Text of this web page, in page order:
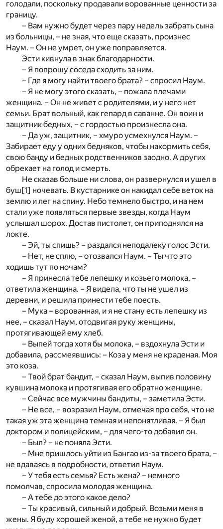
голодали, поскольку продавали ворованные ценности за
границу.
– Вам нужно будет через пару недель забрать сына
из больницы, – не зная, что еще сказать, произнес
Наум. – Он не умрет, он уже поправляется.
Эсти кивнула в знак благодарности.
– Я попрошу соседа сходить за ним.
– Где я могу найти твоего брата? – спросил Наум.
– Я не могу этого сказать, – пожала плечами
женщина. – Он не живет с родителями, и у него нет
семьи. Брат вольный, как гепард в саванне. Он воин и
защитник бедных, – с гордостью произнесла она.
– Да уж, защитник, – хмуро усмехнулся Наум. –
Забирает еду у одних бедняков, чтобы накормить себя,
свою банду и бедных родственников заодно. А других
обрекает на голод и смерть.
Не сказав больше ни слова, он развернулся и ушел в
буш[1] ночевать. В кустарнике он накидал себе веток на
землю и лег на спину. Небо темнело быстро, и на нем
стали уже появляться первые звезды, когда Наум
услышал шорох. Достав пистолет, он приподнялся на
локте.
– Эй, ты спишь? – раздался неподалеку голос Эсти.
– Нет, не сплю, – отозвался Наум. – Ты что это
ходишь тут по ночам?
– Я принесла тебе лепешку и козьего молока, –
ответила женщина. – Я видела, что ты не ушел из
деревни, и решила принести тебе поесть.
– Мука – ворованная, и я не стану есть лепешку из
нее, – сказал Наум, отодвигая руку женщины,
протягивающей ему хлеб.
– Выпей тогда хотя бы молока, – вздохнула Эсти и
добавила, рассмеявшись: – Коза у меня не краденая. Моя
это коза.
– Твой брат бандит, – сказал Наум, выпив половину
кувшина молока и протягивая его обратно женщине.
– Сейчас все мужчины бандиты, – заметила Эсти.
– Не все, – возразил Наум, отмечая про себя, что не
такая уж эта женщина темная и непонятливая. – Я был
доктором и полицейским, – для чего-то добавил он.
– Был? – не поняла Эсти.
– Мне пришлось уйти из Бангао из-за твоего брата, –
не вдаваясь в подробности, ответил Наум.
– У тебя есть семья? Есть жена? – немного
помолчав, спросила молодая женщина.
– А тебе до этого какое дело?
– Ты красивый, сильный и добрый. Возьми меня в
жены. Я буду хорошей женой, а тебе не нужно будет